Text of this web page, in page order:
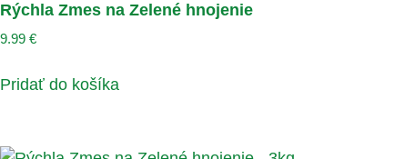
Rýchla Zmes na Zelené hnojenie
9.99 €
Pridať do košíka